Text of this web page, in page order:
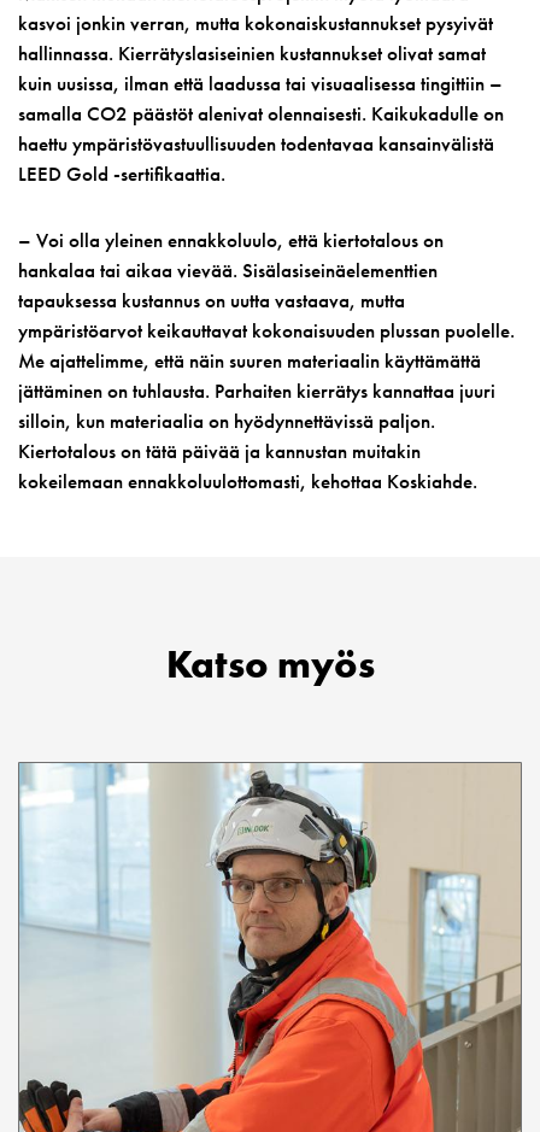
kasvoi jonkin verran, mutta kokonaiskustannukset pysyivät
hallinnassa. Kierrätyslasiseinien kustannukset olivat samat
kuin uusissa, ilman että laadussa tai visuaalisessa tingittiin –
samalla CO2 päästöt alenivat olennaisesti. Kaikukadulle on
haettu ympäristövastuullisuuden todentavaa kansainvälistä
LEED Gold -sertifikaattia.
– Voi olla yleinen ennakkoluulo, että kiertotalous on
hankalaa tai aikaa vievää. Sisälasiseinäelementtien
tapauksessa kustannus on uutta vastaava, mutta
ympäristöarvot keikauttavat kokonaisuuden plussan puolelle.
Me ajattelimme, että näin suuren materiaalin käyttämättä
jättäminen on tuhlausta. Parhaiten kierrätys kannattaa juuri
silloin, kun materiaalia on hyödynnettävissä paljon.
Kiertotalous on tätä päivää ja kannustan muitakin
kokeilemaan ennakkoluulottomasti, kehottaa Koskiahde.
Katso myös